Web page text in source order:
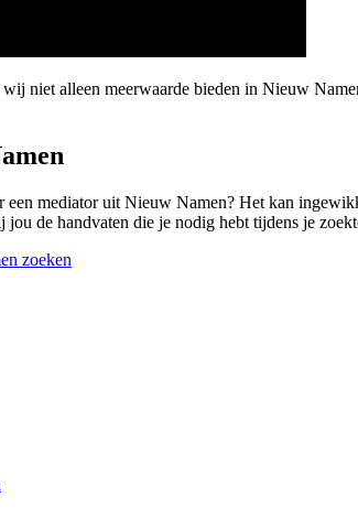
niet alleen meerwaarde bieden in Nieuw
mediator uit Nieuw Namen? Het kan
de handvaten die je nodig hebt tijdens je
zoeken